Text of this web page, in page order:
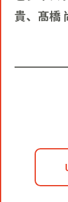
貴、髙橋